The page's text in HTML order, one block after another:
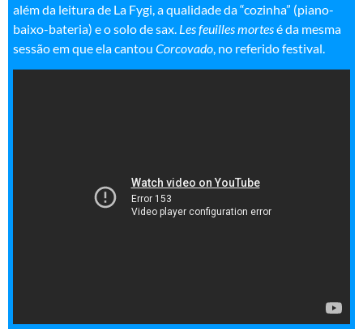
além da leitura de La Fygi, a qualidade da “cozinha” (piano-
baixo-bateria) e o solo de sax. Les feuillesmortesé da mesma
sessão em que ela cantou Corcovado, no referido festival.